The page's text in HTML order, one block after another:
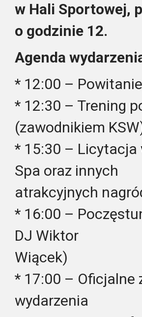
w Hali Sportowej,
o godzinie 12.
Agenda
* 12:00 –
* 12:30 – Trening
(zawodnikiem
* 15:30 – Licytacja
Spa oraz innych
atrakcyjnych
* 16:00 –
DJ Wiktor
Wiącek)
* 17:00 – Oficjalne
wydarzenia